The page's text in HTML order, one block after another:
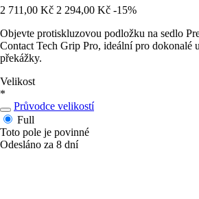
2 711,00 Kč 2 294,00 Kč -15%
Objevte protiskluzovou podložku na sedlo
Contact Tech Grip Pro, ideální pro dokonalé
překážky.
Velikost
*
Průvodce velikostí
Full
Toto pole je povinné
Odesláno za 8 dní